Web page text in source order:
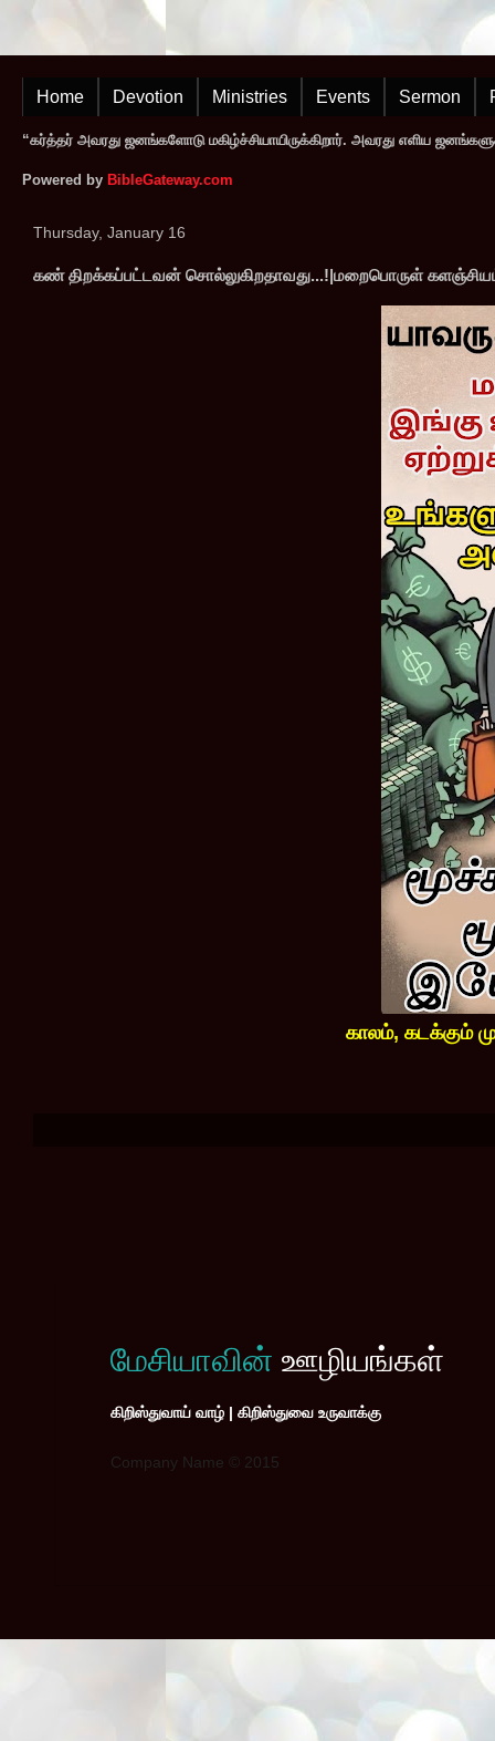
Home Devotion Ministries Events Sermon
“கர்த்தர் அவரது ஜனங்களோடு மகிழ்ச்சியாயிருக்கிறார். அவரது எளிய
Powered by BibleGateway.com
Thursday, January 16
கண் திறக்கப்பட்டவன் சொல்லுகிறதாவது...!|மறைபொருள்
காலம், கடக்கும்
மேசியாவின் ஊழியங்கள்
கிறிஸ்துவாய் வாழ் | கிறிஸ்துவை உருவாக்கு
Company Name © 2015